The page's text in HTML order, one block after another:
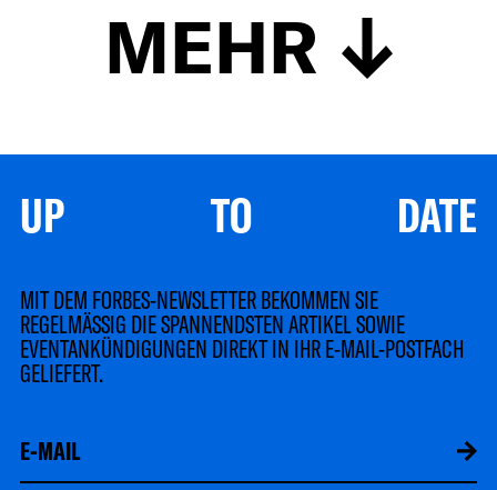
MEHR
UP TO DATE
MIT DEM FORBES-NEWSLETTER BEKOMMEN SIE
REGELMÄSSIG DIE SPANNENDSTEN ARTIKEL SOWIE
EVENTANKÜNDIGUNGEN DIREKT IN IHR E-MAIL-POSTFACH
GELIEFERT.